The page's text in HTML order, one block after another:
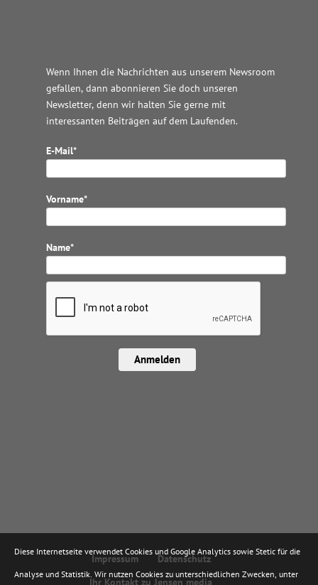
Wenn Ihnen die Nachrichten aus unserem Newsroom
gefallen, dann abonnieren Sie doch unseren
Newsletter, denn wir halten Sie gerne mit
interessanten Beiträgen auf dem Laufenden.
E-Mail*
Vorname*
Name*
Anmelden
Impressum
Datenschutz
Diese Internetseite verwendet Cookies und Google Analytics sowie Stetic für die
Analyse und Statistik. Wir nutzen Cookies zu unterschiedlichen Zwecken, unter